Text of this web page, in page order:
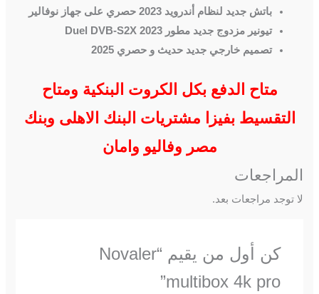
باتش جديد لنظام أندرويد 2023 حصري على جهاز نوفالير
تيونير مزدوج جديد مطورDuel DVB-S2X 2023
تصميم خارجي جديد حديث و حصري 2025
متاح الدفع بكل الكروت البنكية ومتاح
التقسيط بفيزا مشتريات البنك الاهلى وبنك
مصر وفاليو وامان
المراجعات
لا توجد مراجعات بعد.
كن أول من يقيم “Novaler
multibox 4k pro”